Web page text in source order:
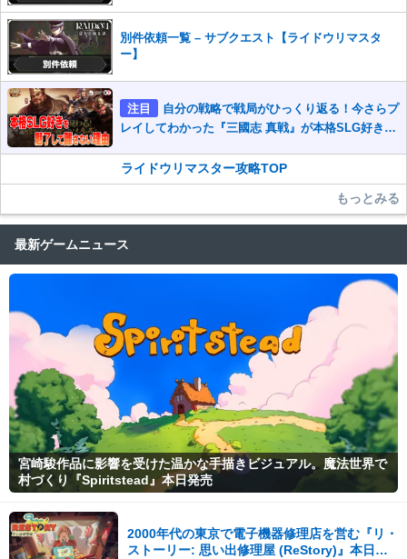
別件依頼一覧 – サブクエスト【ライドウリマスタ
ー】
注目
自分の戦略で戦局がひっくり返る！今さらプ
レイしてわかった『三國志 真戦』が本格SLG好きを
ライドウリマスター攻略TOP
もっとみる
最新ゲームニュース
宮崎駿作品に影響を受けた温かな手描きビジュアル。魔法世界で
村づくり『Spiritstead』本日発売
2000年代の東京で電子機器修理店を営む『リ・
ストーリー: 思い出修理屋 (ReStory)』本日